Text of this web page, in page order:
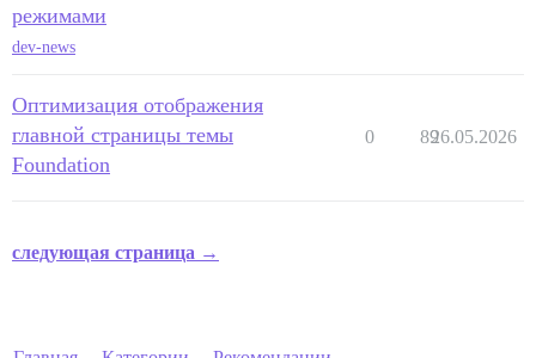
режимами
dev-news
Оптимизация отображения
главной страницы темы
Foundation
0 8926.05.2026
следующая страница →